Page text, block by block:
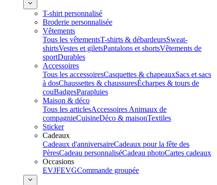
T-shirt personnalisé
Broderie personnalisée
Vêtements
Tous les vêtementsT-shirts & débardeursSweat-
shirtsVestes et giletsPantalons et shortsVêtements de
sportDurables
Accessoires
Tous les accessoiresCasquettes & chapeauxSacs et sacs
à dosChaussettes & chaussuresÉcharpes & tours de
couBadgesParapluies
Maison & déco
Tous les articlesAccessoires Animaux de
compagnieCuisineDéco & maisonTextiles
Sticker
Cadeaux
Cadeaux d'anniversaireCadeaux pour la fête des
PèresCadeau personnaliséCadeau photoCartes cadeaux
Occasions
EVJFEVGCommande groupée